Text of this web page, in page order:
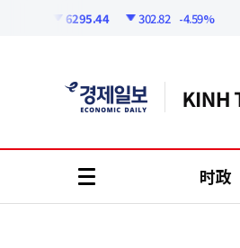
6295.44 302.82 -4.59%
时政